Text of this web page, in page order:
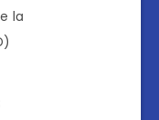
la